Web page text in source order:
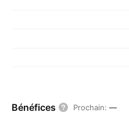
Bénéfices Prochain: —